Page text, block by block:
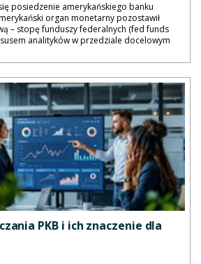
posiedzenie amerykańskiego banku
organ monetarny pozostawił
– stopę funduszy federalnych (fed funds
analityków w przedziale docelowym
PKB i ich znaczenie dla